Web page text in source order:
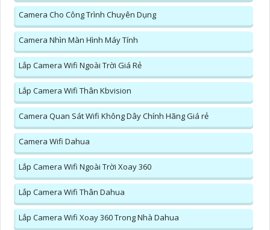
Camera Cho Công Trình Chuyên Dụng
Camera Nhìn Màn Hình Máy Tính
Lắp Camera Wifi Ngoài Trời Giá Rẻ
Lắp Camera Wifi Thân Kbvision
Camera Quan Sát Wifi Không Dây Chính Hãng Giá rẻ
Camera Wifi Dahua
Lắp Camera Wifi Ngoài Trời Xoay 360
Lắp Camera Wifi Thân Dahua
Lắp Camera Wifi Xoay 360 Trong Nhà Dahua